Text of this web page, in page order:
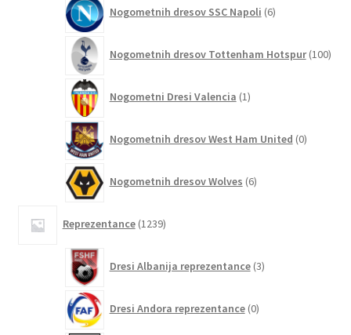
Nogometnih dresov SSC Napoli 6izdelkov
Nogometnih dresov Tottenham Hotspur 100
Nogometni Dresi Valencia 1izdelek
Nogometnih dresov West Ham United 0izdelkov
Nogometnih dresov Wolves 6izdelkov
Reprezentance 1239izdelkov
Dresi Albanija reprezentance 3izdelki
Dresi Andora reprezentance 0izdelkov